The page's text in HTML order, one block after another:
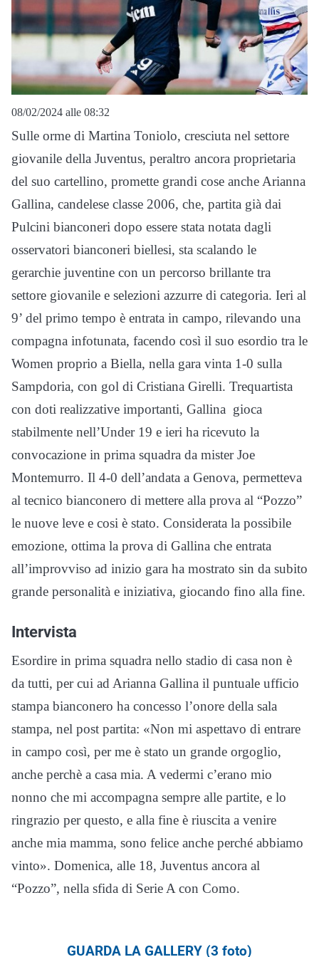
08/02/2024 alle 08:32
Sulle orme di Martina Toniolo, cresciuta nel settore
giovanile della Juventus, peraltro ancora proprietaria
del suo cartellino, promette grandi cose anche Arianna
Gallina, candelese classe 2006, che, partita già dai
Pulcini bianconeri dopo essere stata notata dagli
osservatori bianconeri biellesi, sta scalando le
gerarchie juventine con un percorso brillante tra
settore giovanile e selezioni azzurre di categoria. Ieri al
9’ del primo tempo è entrata in campo, rilevando una
compagna infotunata, facendo così il suo esordio tra le
Women proprio a Biella, nella gara vinta 1-0 sulla
Sampdoria, con gol di Cristiana Girelli. Trequartista
con doti realizzative importanti, Gallina gioca
stabilmente nell’Under 19 e ieri ha ricevuto la
convocazione in prima squadra da mister Joe
Montemurro. Il 4-0 dell’andata a Genova, permetteva
al tecnico bianconero di mettere alla prova al “Pozzo”
le nuove leve e cosi è stato. Considerata la possibile
emozione, ottima la prova di Gallina che entrata
all’improvviso ad inizio gara ha mostrato sin da subito
grande personalità e iniziativa, giocando fino alla fine.
Intervista
Esordire in prima squadra nello stadio di casa non è
da tutti, per cui ad Arianna Gallina il puntuale ufficio
stampa bianconero ha concesso l’onore della sala
stampa, nel post partita: «Non mi aspettavo di entrare
in campo così, per me è stato un grande orgoglio,
anche perchè a casa mia. A vedermi c’erano mio
nonno che mi accompagna sempre alle partite, e lo
ringrazio per questo, e alla fine è riuscita a venire
anche mia mamma, sono felice anche perché abbiamo
vinto». Domenica, alle 18, Juventus ancora al
“Pozzo”, nella sfida di Serie A con Como.
GUARDA LA GALLERY (3 foto)